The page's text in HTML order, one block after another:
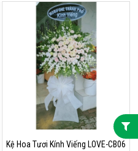
Kệ Hoa Tươi Kính Viếng LOVE-CB06